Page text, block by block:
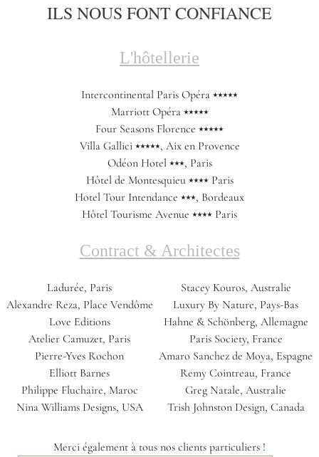
ILS NOUS FONT CONFIANCE
L'hôtellerie
Intercontinental Paris Opéra ⭑⭑⭑⭑⭑
Marriott Opéra ⭑⭑⭑⭑⭑
Four Seasons Florence ⭑⭑⭑⭑⭑
Villa Gallici ⭑⭑⭑⭑⭑, Aix en Provence
Odéon Hotel ⭑⭑⭑, Paris
Hôtel de Montesquieu ⭑⭑⭑⭑ Paris
Hotel Tour Intendance ⭑⭑⭑, Bordeaux
Hôtel Tourisme Avenue ⭑⭑⭑⭑ Paris
Contract & Architectes
Ladurée, Paris
Alexandre Reza, Place Vendôme
Love Editions
Atelier Camuzet, Paris
Pierre-Yves Rochon
Elliott Barnes
Philippe Fluchaire, Maroc
Nina Williams Designs, USA
Stacey Kouros, Australie
Luxury By Nature, Pays-Bas
Hahne & Schönberg, Allemagne
Paris Society, France
Amaro Sanchez de Moya, Espagne
Remy Cointreau, France
Greg Natale, Australie
Trish Johnston Design, Canada
Merci également à tous nos clients particuliers !